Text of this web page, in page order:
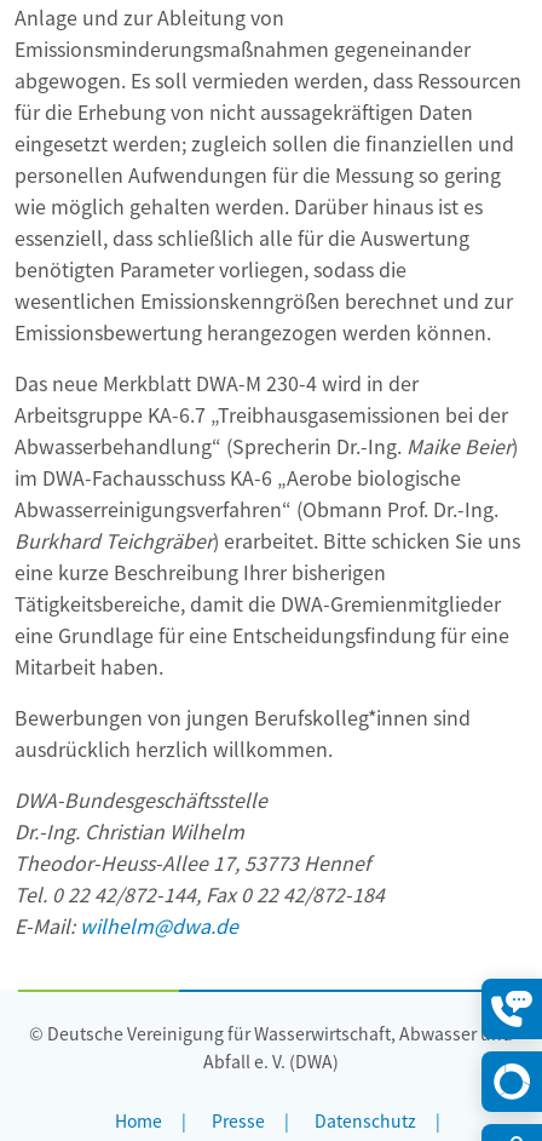
Anlage und zur Ableitung von
Emissionsminderungsmaßnahmen gegeneinander
abgewogen. Es soll vermieden werden, dass Ressourcen
für die Erhebung von nicht aussagekräftigen Daten
eingesetzt werden; zugleich sollen die finanziellen und
personellen Aufwendungen für die Messung so gering
wie möglich gehalten werden. Darüber hinaus ist es
essenziell, dass schließlich alle für die Auswertung
benötigten Parameter vorliegen, sodass die
wesentlichen Emissionskenngrößen berechnet und zur
Emissionsbewertung herangezogen werden können.
Das neue Merkblatt DWA-M 230-4 wird in der
Arbeitsgruppe KA-6.7 „Treibhausgasemissionen bei der
Abwasserbehandlung“ (Sprecherin Dr.-Ing. Maike Beier)
im DWA-Fachausschuss KA-6 „Aerobe biologische
Abwasserreinigungsverfahren“ (Obmann Prof. Dr.-Ing.
Burkhard Teichgräber) erarbeitet. Bitte schicken Sie uns
eine kurze Beschreibung Ihrer bisherigen
Tätigkeitsbereiche, damit die DWA-Gremienmitglieder
eine Grundlage für eine Entscheidungsfindung für eine
Mitarbeit haben.
Bewerbungen von jungen Berufskolleg*innen sind
ausdrücklich herzlich willkommen.
DWA-Bundesgeschäftsstelle
Dr.-Ing. Christian Wilhelm
Theodor-Heuss-Allee 17, 53773 Hennef
Tel. 0 22 42/872-144, Fax 0 22 42/872-184
E-Mail: wilhelm@dwa.de
© Deutsche Vereinigung für Wasserwirtschaft, Abwasser und
Abfall e. V. (DWA)
Home Presse Datenschutz